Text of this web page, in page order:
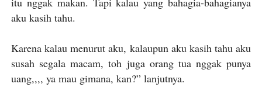
aku kasih tahu.
Karena kalau menurut aku, kalaupun aku kasih tahu aku
susah segala macam, toh juga orang tua nggak punya
uang,,,, ya mau gimana, kan?” lanjutnya.